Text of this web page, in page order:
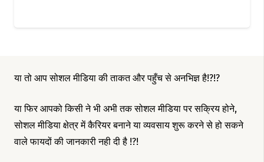
या तो आप सोशल मीडिया की ताकत और पहुँच से अनभिज्ञ है!?!?
या फिर आपको किसी ने भी अभी तक सोशल मीडिया पर सक्रिय होने,
सोशल मीडिया क्षेत्र में कैरियर बनाने या व्यवसाय शुरू करने से हो सकने
वाले फायदों की जानकारी नही दी है !?!